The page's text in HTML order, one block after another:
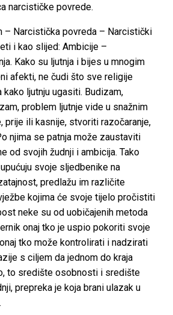
narcističke povrede.
– Narcistička povreda – Narcistički
i kao slijed: Ambicije –
Kako su ljutnja i bijes u mnogim
afekti, ne čudi što sve religije
kako ljutnju ugasiti. Budizam,
problem ljutnje vide u snažnim
prije ili kasnije, stvoriti razočaranje,
njima se patnja može zaustaviti
od svojih žudnji i ambicija. Tako
svoje sljedbenike na
predlažu im različite
kojima će svoje tijelo pročistiti
neke su od uobičajenih metoda
onaj tko je uspio pokoriti svoje
tko može kontrolirati i nadzirati
s ciljem da jednom do kraja
to središte osobnosti i središte
prepreka je koja brani ulazak u